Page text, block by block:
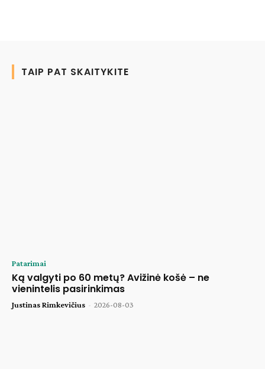
TAIP PAT SKAITYKITE
Patarimai
Ką valgyti po 60 metų? Avižinė košė – ne
vienintelis pasirinkimas
Justinas Rimkevičius - 2026-08-03